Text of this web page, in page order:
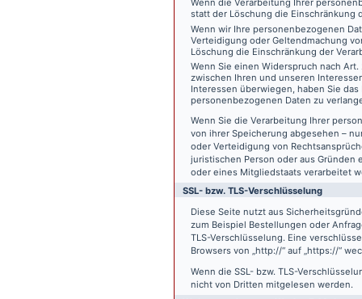
Wenn die Verarbeitung Ihrer
statt der Löschung die Einschränkung
Wenn wir Ihre personenbezogenen
Verteidigung oder Geltendmachung
Löschung die Einschränkung der
Wenn Sie einen Widerspruch nach
zwischen Ihren und unseren
Interessen überwiegen, haben Sie
personenbezogenen Daten zu
Wenn Sie die Verarbeitung Ihrer
von ihrer Speicherung abgesehen –
oder Verteidigung von
juristischen Person oder aus
oder eines Mitgliedstaats verarbeitet
SSL- bzw. TLS-Verschlüsselung
Diese Seite nutzt aus
zum Beispiel Bestellungen oder
TLS-Verschlüsselung. Eine
Browsers von „http://“ auf „https://“
Wenn die SSL- bzw. TLS-
nicht von Dritten mitgelesen werden.